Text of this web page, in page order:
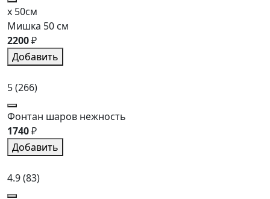
x 50см
Мишка 50 см
2200₽
Добавить
5(266)
Фонтан шаров нежность
1740₽
Добавить
4.9(83)